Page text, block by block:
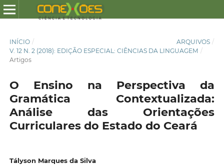
INÍCIO / ARQUIVOS /
V. 12 N. 2 (2018): EDIÇÃO ESPECIAL: CIÊNCIAS DA LINGUAGEM /
Artigos
O Ensino na Perspectiva da
Gramática Contextualizada:
Análise das Orientações
Curriculares do Estado do Ceará
Tályson Marques da Silva